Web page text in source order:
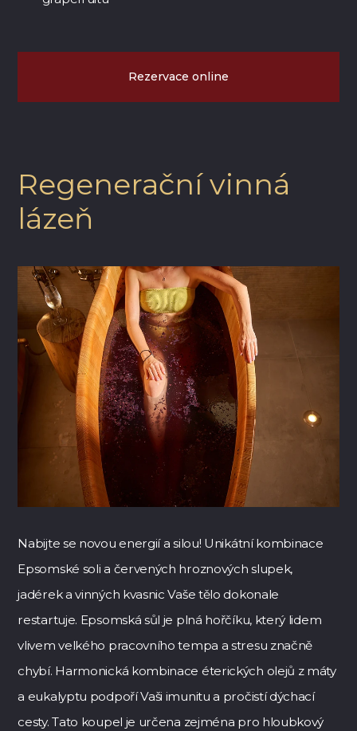
Rezervace online
Regenerační vinná
lázeň
Nabijte se novou energií a silou! Unikátní kombinace
Epsomské soli a červených hroznových slupek,
jadérek a vinných kvasnic Vaše tělo dokonale
restartuje. Epsomská sůl je plná hořčíku, který lidem
vlivem velkého pracovního tempa a stresu značně
chybí. Harmonická kombinace éterických olejů z máty
a eukalyptu podpoří Vaši imunitu a pročistí dýchací
cesty. Tato koupel je určena zejména pro hloubkový